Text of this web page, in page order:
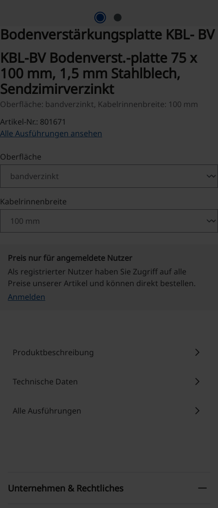
Bodenverstärkungsplatte KBL- BV
KBL-BV Bodenverst.-platte 75 x
100 mm, 1,5 mm Stahlblech,
Sendzimirverzinkt
Oberfläche: bandverzinkt, Kabelrinnenbreite: 100 mm
Artikel-Nr.: 801671
Alle Ausführungen ansehen
Oberfläche
Kabelrinnenbreite
Preis nur für angemeldete Nutzer
Als registrierter Nutzer haben Sie Zugriff auf alle
Preise unserer Artikel und können direkt bestellen.
Anmelden
Produktbeschreibung chevron_right
Technische Daten chevron_right
Alle Ausführungen chevron_right
Unternehmen & Rechtliches remove